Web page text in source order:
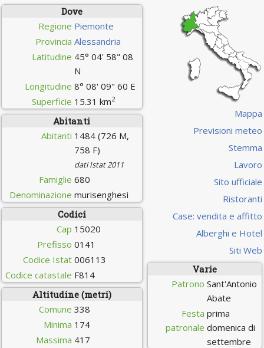
Dove
Regione Piemonte
Provincia Alessandria
Latitudine 45° 04' 58" 08
N
Longitudine 8° 08' 09" 60 E
Superficie 15.31 km2
Abitanti
Abitanti 1484 (726 M,
758 F)
dati Istat 2011
Famiglie 680
Denominazione murisenghesi
Codici
Cap 15020
Prefisso 0141
Codice Istat 006113
Codice catastale F814
Altitudine (metri)
Comune 338
Minima 174
Massima 417
Mappa
Previsioni meteo
Stemma
Lavoro
Sito ufficiale
Ristoranti
Case: vendita e affitto
Alberghi e Hotel
Siti Web
Varie
Patrono Sant'Antonio
Abate
Festa
patronale
prima
domenica di
settembre